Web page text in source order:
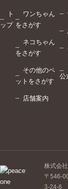
ト
ップ
ワンちゃん
をさがす
ネコちゃん
をさがす
その他のペ
ットをさがす
店舗案内
公
株式会
〒546-
3-24-6